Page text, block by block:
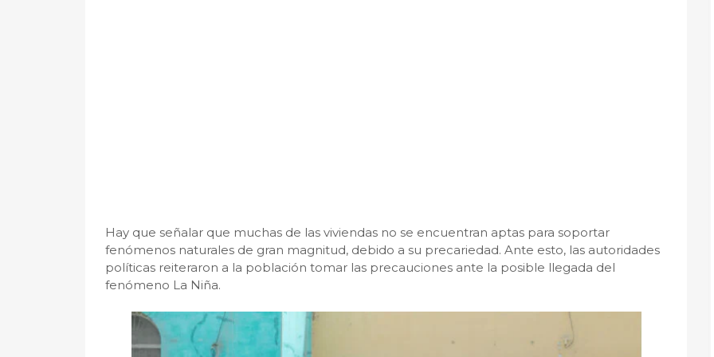
Hay que señalar que muchas de las viviendas no se encuentran aptas para soportar
fenómenos naturales de gran magnitud, debido a su precariedad. Ante esto, las autoridades
políticas reiteraron a la población tomar las precauciones ante la posible llegada del
fenómeno La Niña.